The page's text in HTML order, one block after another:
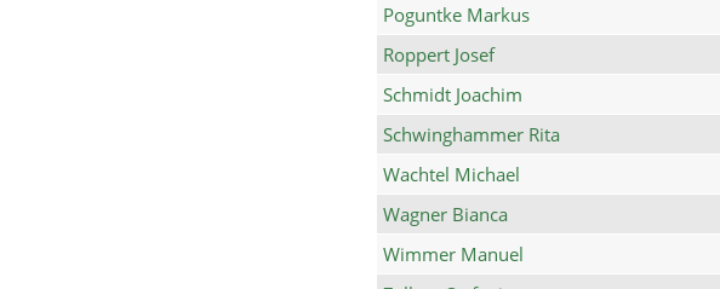
Poguntke Markus
Roppert Josef
Schmidt Joachim
Schwinghammer Rita
Wachtel Michael
Wagner Bianca
Wimmer Manuel